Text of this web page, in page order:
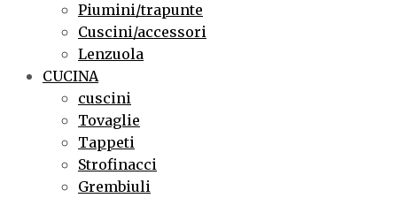
Piumini/trapunte
Cuscini/accessori
Lenzuola
CUCINA
cuscini
Tovaglie
Tappeti
Strofinacci
Grembiuli